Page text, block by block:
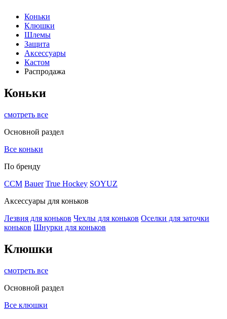
Коньки
Клюшки
Шлемы
Защита
Аксессуары
Кастом
Распродажа
Коньки
смотреть все
Основной раздел
Все коньки
По бренду
ССМ Bauer True Hockey SOYUZ
Аксессуары для коньков
Лезвия для коньков Чехлы для коньков Оселки для заточки
коньков Шнурки для коньков
Клюшки
смотреть все
Основной раздел
Все клюшки